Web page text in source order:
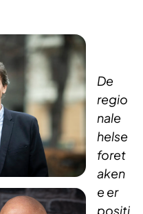
De
regio
nale
helse
foret
aken
e er
positi